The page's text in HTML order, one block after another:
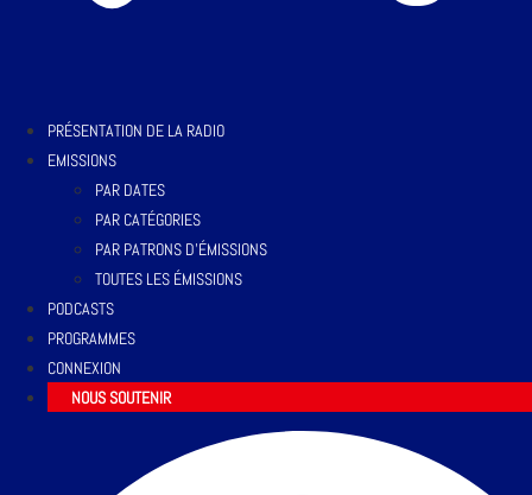
PRÉSENTATION DE LA RADIO
EMISSIONS
PAR DATES
PAR CATÉGORIES
PAR PATRONS D’ÉMISSIONS
TOUTES LES ÉMISSIONS
PODCASTS
PROGRAMMES
CONNEXION
NOUS SOUTENIR